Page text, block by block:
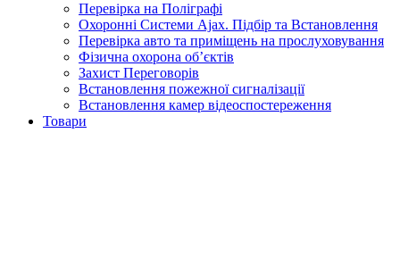
Перевірка на Поліграфі
Охоронні Системи Ajax. Підбір та Встановлення
Перевірка авто та приміщень на прослуховування
Фізична охорона об’єктів
Захист Переговорів
Встановлення пожежної сигналізації
Встановлення камер відеоспостереження
Товари